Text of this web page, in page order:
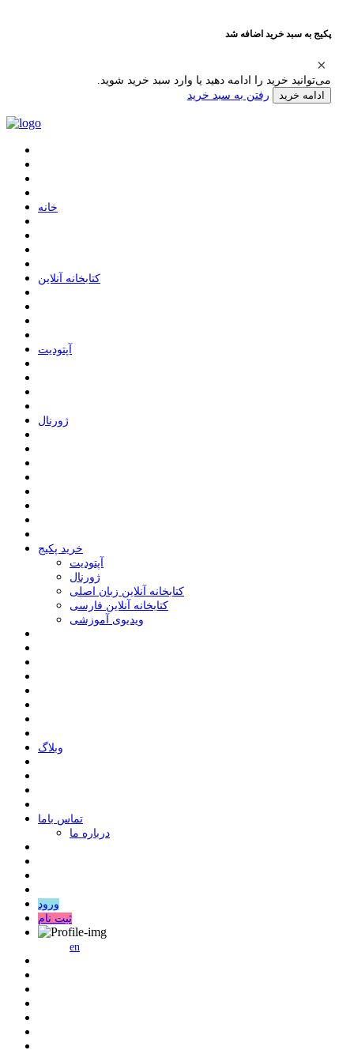
پکیج به سبد خرید اضافه شد
می‌توانید خرید را ادامه دهید یا وارد سبد خرید شوید.
ادامه خرید رفتن به سبد خرید
ﺧﺎﻧﻪ
ﮐﺘﺎﺑﺨﺎﻧﻪ ﺁﻧﻼﯾﻦ
ﺁﭘﺘﻮﺩﯾﺖ
ﮊﻭﺭﻧﺎﻝ
خرید پکیج
ﺁﭘﺘﻮﺩﯾﺖ
ﮊﻭﺭﻧﺎﻝ
کتابخانه آنلاین زبان اصلی
کتابخانه آنلاین فارسی
ویدیوی آموزشی
وبلاگ
ﺗﻤﺎﺱ ﺑﺎﻣﺎ
درباره ما
ورود
ثبت نام
en